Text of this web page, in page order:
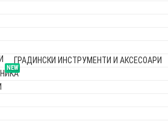
ГРАДИНСКИ ИНСТРУМЕНТИ И АКСЕСОАРИ
NEW